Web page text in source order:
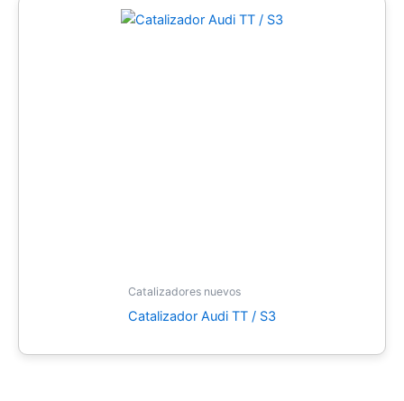
Catalizadores nuevos
Catalizador Audi TT / S3